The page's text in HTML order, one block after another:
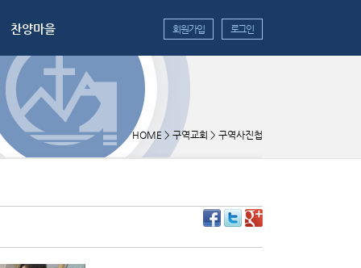
찬양마을 회원가입 로그인
HOME > 구역교회 > 구역사진첩